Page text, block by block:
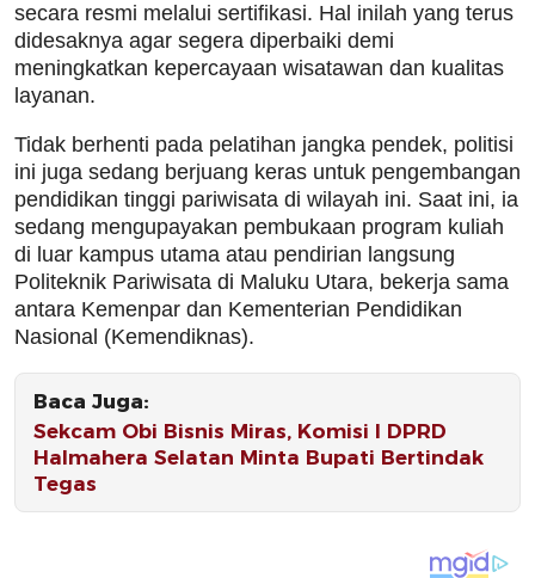
secara resmi melalui sertifikasi. Hal inilah yang terus
didesaknya agar segera diperbaiki demi
meningkatkan kepercayaan wisatawan dan kualitas
layanan.
Tidak berhenti pada pelatihan jangka pendek, politisi
ini juga sedang berjuang keras untuk pengembangan
pendidikan tinggi pariwisata di wilayah ini. Saat ini, ia
sedang mengupayakan pembukaan program kuliah
di luar kampus utama atau pendirian langsung
Politeknik Pariwisata di Maluku Utara, bekerja sama
antara Kemenpar dan Kementerian Pendidikan
Nasional (Kemendiknas).
Baca Juga:
Sekcam Obi Bisnis Miras, Komisi I DPRD
Halmahera Selatan Minta Bupati Bertindak
Tegas